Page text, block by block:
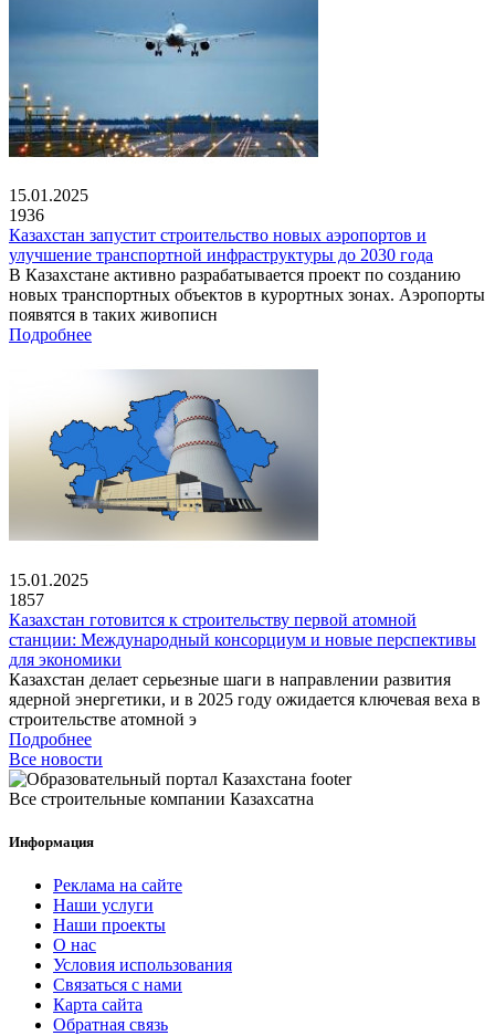
15.01.2025
1936
Казахстан запустит строительство новых аэропортов и
улучшение транспортной инфраструктуры до 2030 года
В Казахстане активно разрабатывается проект по созданию
новых транспортных объектов в курортных зонах. Аэропорты
появятся в таких живописн
Подробнее
15.01.2025
1857
Казахстан готовится к строительству первой атомной
станции: Международный консорциум и новые перспективы
для экономики
Казахстан делает серьезные шаги в направлении развития
ядерной энергетики, и в 2025 году ожидается ключевая веха в
строительстве атомной э
Подробнее
Все новости
Все строительные компании Казахсатна
Информация
Реклама на сайте
Наши услуги
Наши проекты
О нас
Условия использования
Связаться с нами
Карта сайта
Обратная связь